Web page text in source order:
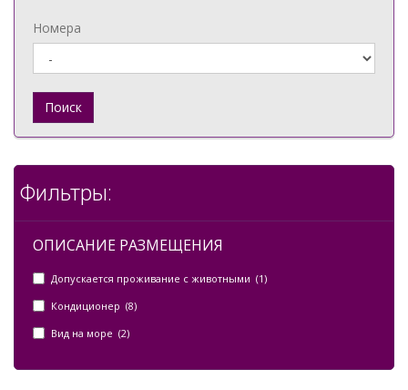
Номера
Поиск
Фильтры:
ОПИСАНИЕ РАЗМЕЩЕНИЯ
Допускается проживание с животными (1)
Кондиционер (8)
Вид на море (2)